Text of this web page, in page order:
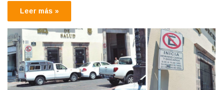
Leer más »